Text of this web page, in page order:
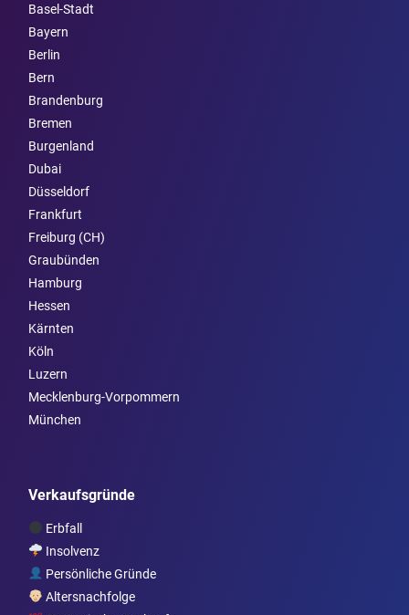
Basel-Stadt
Bayern
Berlin
Bern
Brandenburg
Bremen
Burgen­land
Dubai
Düsseldorf
Frankfurt
Freiburg (CH)
Graubünden
Hamburg
Hessen
Kärnten
Köln
Luzern
Mecklenburg-Vorpommern
München
Verkaufsgründe
Erbfall
Insolvenz
Persönliche Gründe
Altersnachfolge